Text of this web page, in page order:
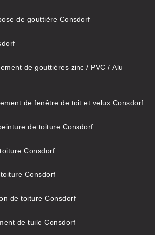
de gouttière Consdorf
de gouttières zinc / PVC / Alu
de fenêtre de toit et velux Consdorf
de toiture Consdorf
Consdorf
Consdorf
de toiture Consdorf
de tuile Consdorf